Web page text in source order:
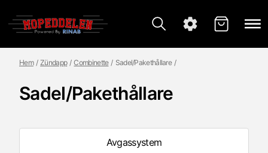
Hem Zündapp Combinette Sadel/Pakethållare
Sadel/Pakethållare
Avgassystem